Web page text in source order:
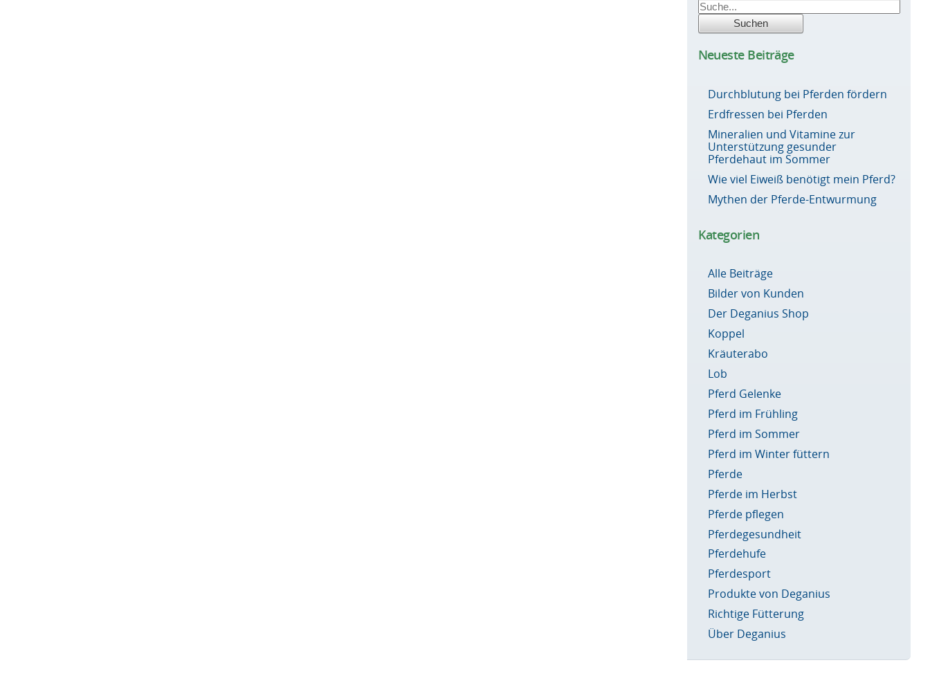
Neueste Beiträge
Durchblutung bei Pferden fördern
Erdfressen bei Pferden
Mineralien und Vitamine zur
Unterstützung gesunder
Pferdehaut im Sommer
Wie viel Eiweiß benötigt mein Pferd?
Mythen der Pferde-Entwurmung
Kategorien
Alle Beiträge
Bilder von Kunden
Der Deganius Shop
Koppel
Kräuterabo
Lob
Pferd Gelenke
Pferd im Frühling
Pferd im Sommer
Pferd im Winter füttern
Pferde
Pferde im Herbst
Pferde pflegen
Pferdegesundheit
Pferdehufe
Pferdesport
Produkte von Deganius
Richtige Fütterung
Über Deganius